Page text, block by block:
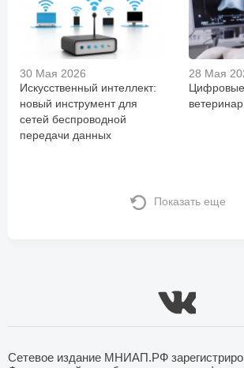
30 Мая 2026
Искусственный интеллект:
новый инструмент для
сетей беспроводной
передачи данных
28 Мая
Цифровые
Показать еще
Сетевое издание МНИАП.РФ